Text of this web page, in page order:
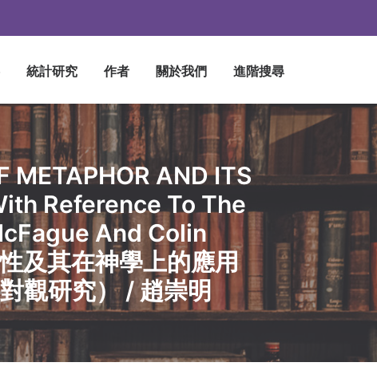
統計研究 作者 關於我們 進階搜尋
METAPHOR AND ITS
Reference To The
And Colin
及其在神學上的應用
觀研究） / 趙崇明